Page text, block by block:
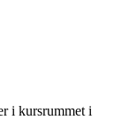
i kursrummet i